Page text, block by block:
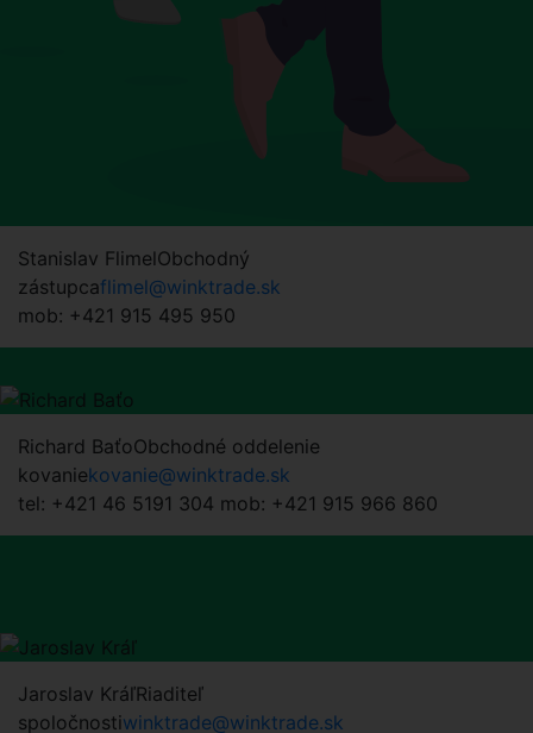
Stanislav FlimelObchodný
zástupcaflimel@winktrade.sk
mob: +421 915 495 950
Richard BaťoObchodné oddelenie
kovaniekovanie@winktrade.sk
tel: +421 46 5191 304 mob: +421 915 966 860
Jaroslav KráľRiaditeľ
spoločnostiwinktrade@winktrade.sk